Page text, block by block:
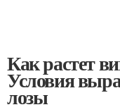
Как растет
Условия
лозы